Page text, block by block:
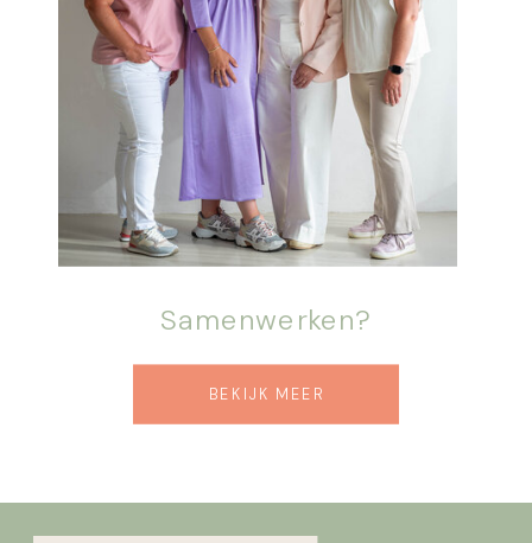
Samenwerken?
BEKIJK MEER